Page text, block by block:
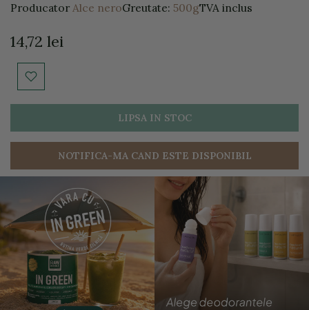
Producator Alce neroGreutate: 500gTVA inclus
14,72 lei
LIPSA IN STOC
NOTIFICA-MA CAND ESTE DISPONIBIL